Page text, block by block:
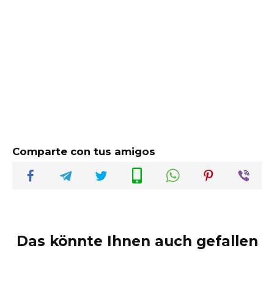
Comparte con tus amigos
Das könnte Ihnen auch gefallen